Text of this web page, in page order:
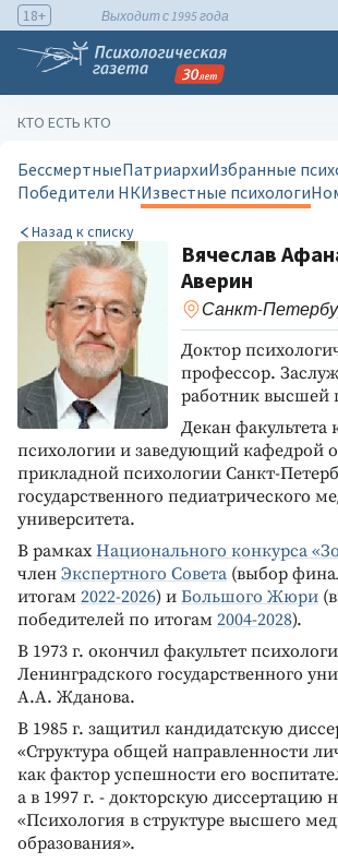
18+ Выходит с 1995 года
КТО ЕСТЬ КТО
БессмертныеПатриархиИзбранные
Победители НКИзвестные психологи
Назад к списку
Вячеслав
Аверин
Санкт-
Доктор
профессор.
работник
Декан факультета
психологии и заведующий кафедрой
прикладной психологии Санкт-
государственного педиатрического
университета.
В рамкахНационального конкурса
член Экспертного Совета (выбор
итогам 2022-2026) и Большого Жюри
победителей по итогам 2004-2028).
В 1973 г. окончил факультет
Ленинградского государственного
А.А. Жданова.
В 1985 г. защитил кандидатскую
«Структура общей направленности
как фактор успешности его
а в 1997 г. - докторскую диссертацию
«Психология в структуре высшего
образования».